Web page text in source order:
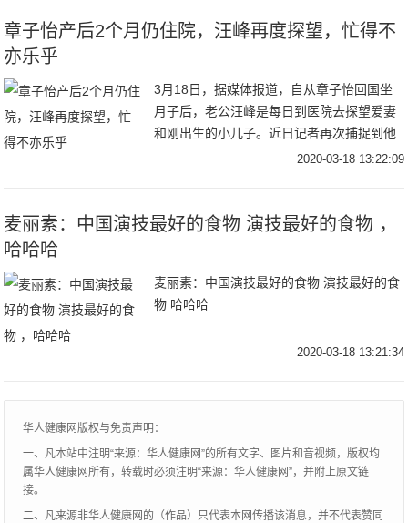
章子怡产后2个月仍住院，汪峰再度探望，忙得不
亦乐乎
3月18日，据媒体报道，自从章子怡回国坐
月子后，老公汪峰是每日到医院去探望爱妻
和刚出生的小儿子。近日记者再次捕捉到他
从北京朝阳区的某别墅区现身，一路乘车前
2020-03-18 13:22:09
麦丽素：中国演技最好的食物 演技最好的食物 ​​​，
哈哈哈
麦丽素：中国演技最好的食物 演技最好的食
物 哈哈哈
2020-03-18 13:21:34
华人健康网版权与免责声明：
一、凡本站中注明“来源：华人健康网”的所有文字、图片和音视频，版权均
属华人健康网所有，转载时必须注明“来源：华人健康网”，并附上原文链
接。
二、凡来源非华人健康网的（作品）只代表本网传播该消息，并不代表赞同